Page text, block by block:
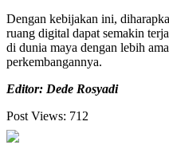
Dengan kebijakan ini,
ruang digital dapat semakin
di dunia maya dengan lebih
perkembangannya.
Editor: Dede Rosyadi
Post Views: 712